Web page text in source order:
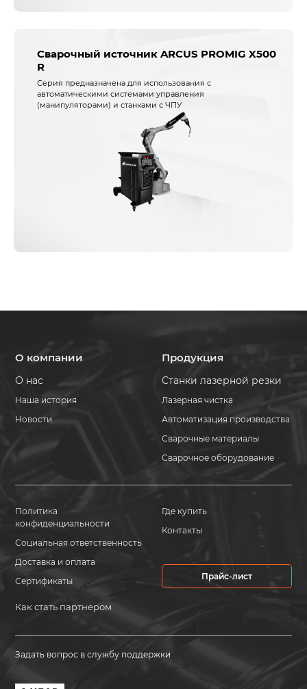
Сварочный источник ARCUS PROMIG X500
R
Серия предназначена для использования с
автоматическими системами управления
(манипуляторами) и станками с ЧПУ
О компании
О нас
Наша история
Новости
Продукция
Станки лазерной резки
Лазерная чистка
Автоматизация производства
Сварочные материалы
Сварочное оборудование
Политика
конфиденциальности
Социальная ответственность
Доставка и оплата
Сертификаты
Как стать партнером
Где купить
Контакты
Прайс-лист
Задать вопрос в службу поддержки